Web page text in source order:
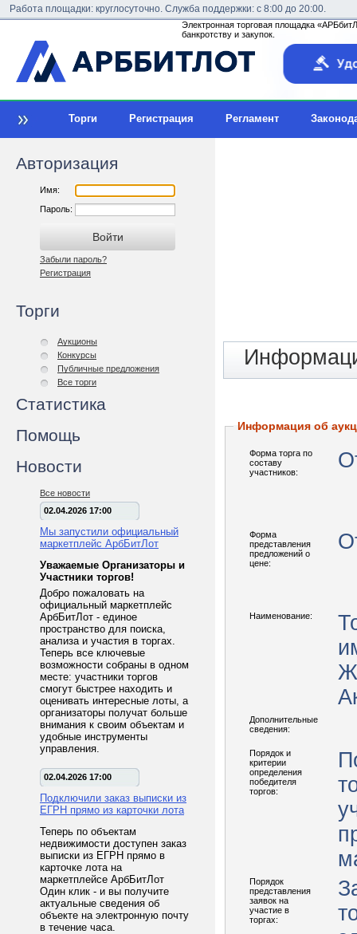
Работа площадки: круглосуточно. Служба поддержки: с 8:00 до 20:00.
Электронная торговая площадка
банкротству и закупок.
Торги Регистрация Регламент
Авторизация
Имя:
Пароль:
Забыли пароль?
Регистрация
Торги
Аукционы
Конкурсы
Публичные предложения
Все торги
Статистика
Помощь
Новости
Все новости
02.04.2026 17:00
Мы запустили официальный
маркетплейс АрбБитЛот
Уважаемые Организаторы и
Участники торгов!
Добро пожаловать на
официальный маркетплейс
АрбБитЛот - единое
пространство для поиска,
анализа и участия в торгах.
Теперь все ключевые
возможности собраны в одном
месте: участники торгов
смогут быстрее находить и
оценивать интересные лоты, а
организаторы получат больше
внимания к своим объектам и
удобные инструменты
управления.
02.04.2026 17:00
Подключили заказ выписки из
ЕГРН прямо из карточки лота
Теперь по объектам
недвижимости доступен заказ
выписки из ЕГРН прямо в
карточке лота на
маркетплейсе АрбБитЛот
Один клик - и вы получите
актуальные сведения об
объекте на электронную почту
в течение часа.
Информация об
Форма торга по
составу
участников:
Форма
представления
предложений о
цене:
Наименование:
Дополнительные
сведения:
Порядок и
критерии
определения
победителя
торгов:
Порядок
представления
заявок на
участие в
торгах: